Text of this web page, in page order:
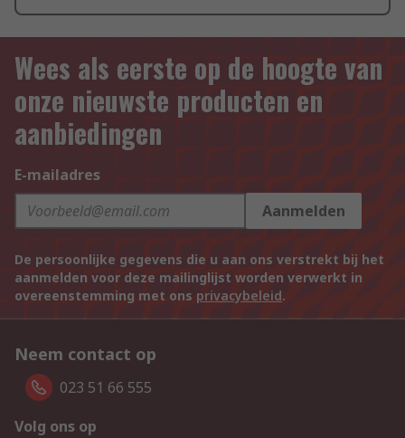
Wees als eerste op de hoogte van
onze nieuwste producten en
aanbiedingen
E-mailadres
Aanmelden
De persoonlijke gegevens die u aan ons verstrekt bij het
aanmelden voor deze mailinglijst worden verwerkt in
overeenstemming met ons privacybeleid.
Neem contact op
023 51 66 555
Volg ons op